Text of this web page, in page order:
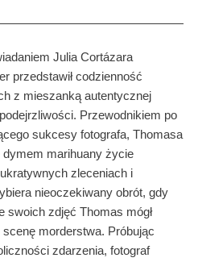
Julia Cortázara
przedstawił codzienność
z mieszanką autentycznej
Przewodnikiem po
sukcesy fotografa, Thomasa
marihuany życie
zleceniach i
nieoczekiwany obrót, gdy
swoich zdjęć Thomas mógł
morderstwa. Próbując
zdarzenia, fotograf